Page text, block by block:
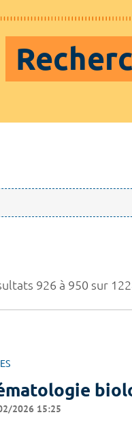
926 à 950 sur
2026 15:25